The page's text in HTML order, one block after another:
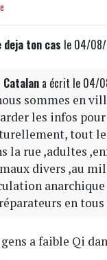
deja ton cas le 04/
Catalana écrit le 04/
sommes en
les infos
tout
la rue ,adultes
divers ,au
anarchique
en tous
gens a faible Qi